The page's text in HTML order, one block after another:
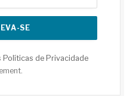
Políticas de Privacidade